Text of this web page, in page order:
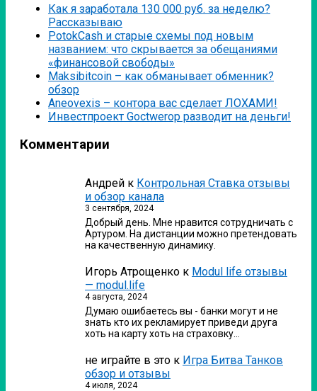
Как я заработала 130 000 руб. за неделю?
Рассказываю
PotokCash и старые схемы под новым
названием: что скрывается за обещаниями
«финансовой свободы»
Мaksibitcoin – как обманывает обменник?
обзор
Аneovexis – контора вас сделает ЛОХАМИ!
Инвестпроект Goctwerop разводит на деньги!
Комментарии
Андрей к Контрольная Ставка отзывы
и обзор канала
3 сентября, 2024
Добрый день. Мне нравится сотрудничать с
Артуром. На дистанции можно претендовать
на качественную динамику.
Игорь Атрощенко к Modul life отзывы
— modul.life
4 августа, 2024
Думаю ошибаетесь вы - банки могут и не
знать кто их рекламирует приведи друга
хоть на карту хоть на страховку…
не играйте в это к Игра Битва Танков
обзор и отзывы
4 июля, 2024